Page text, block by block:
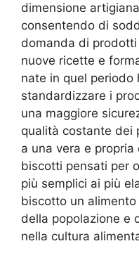
dimensione
consentendo di
domanda di
nuove ricette e
nate in quel periodo
standardizzare i
una maggiore
qualità costante dei
a una vera e
biscotti pensati per
più semplici ai più
biscotto un
della popolazione e
nella cultura